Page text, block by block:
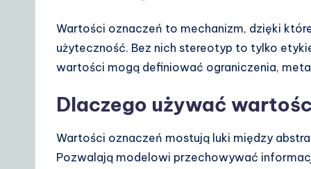
Wartości oznaczeń to mechanizm, dzięki
użyteczność. Bez nich stereotyp to tylko
wartości mogą definiować ograniczenia,
Dlaczego używać
Wartości oznaczeń mostują luki między
Pozwalają modelowi przechowywać